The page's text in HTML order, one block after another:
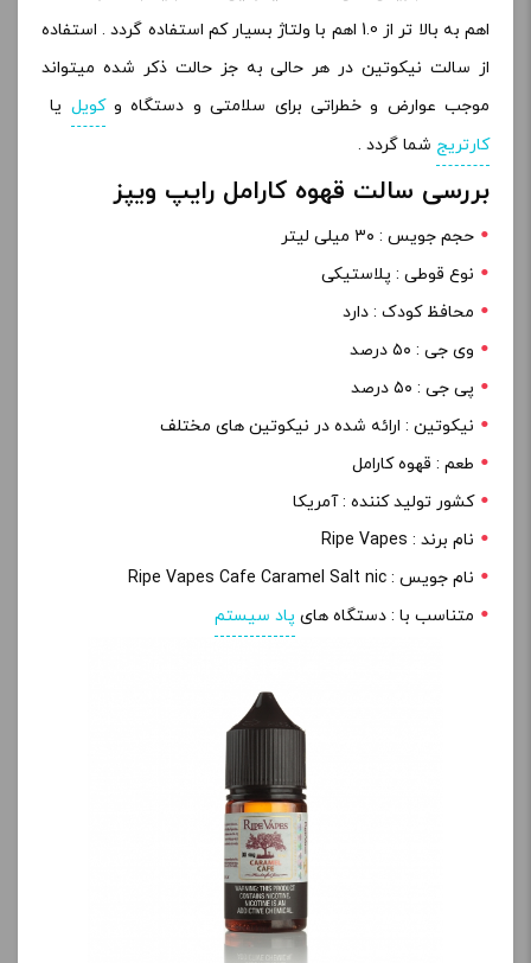
اهم به بالا تر از 1.0 اهم با ولتاژ بسیار کم استفاده گردد . استفاده
از سالت نیکوتین در هر حالی به جز حالت ذکر شده میتواند
موجب عوارض و خطراتی برای سلامتی و دستگاه وکویل یا
کارتریج شما گردد .
بررسی سالت قهوه کارامل رایپ ویپز
حجم جویس : ۳۰ میلی لیتر
نوع قوطی : پلاستیکی
محافظ کودک : دارد
وی جی : ۵۰ درصد
پی جی : ۵۰ درصد
نیکوتین : ارائه شده در نیکوتین های مختلف
طعم : قهوه کارامل
کشور تولید کننده : آمریکا
نام برند : Ripe Vapes
نام جویس : Ripe Vapes Cafe Caramel Salt nic
متناسب با : دستگاه های پاد سیستم